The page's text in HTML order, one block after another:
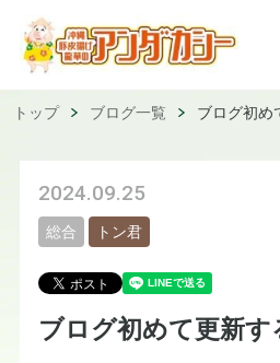
トップ ブログ一覧 ブログ初め
2024.09.25
総合 トン君
ブログ初めて更新す